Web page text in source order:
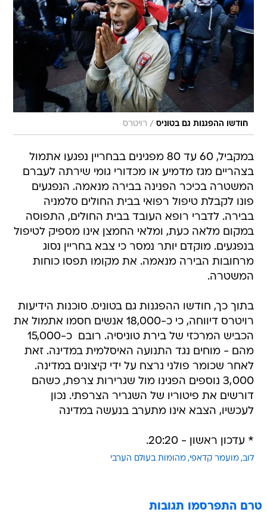
חודשו ההפגנות גם בטוניס / רויטרס
במקביל, 60 עד 80 מפגינים בבחריין נפגעו אתמול
בצהריים מגז מדמיע או מכדורי גומי שירתה לעברם
המשטרה בכיכר הפנינה בבירה מנאמה. הנפגעים
פונו לקבלת טיפול רפואי בבית החולים סלמניה
בבירה. לדברי רופא העובד בבית החולים, התפוסה
במקום מלאה כעת, ומלאי החמצן אינו מספיק לטיפול
בנפגעים. מוקדם יותר נמסר כי צבא בחריין נסוג
מרחובות הבירה מנאמה. את מקומו תפסו כוחות
המשטרה.
בתוך כך, חודשו ההפגנות גם בטוניס. סוכנות הידיעות
רויטרס דיווחה, כי כ-18,000 אנשים חסמו אתמול את
הכביש המרכזי של בירת טוניסיה. רובם  כ-15,000
מהם - מוחים נגד התנועה האיסלמית במדינה. זאת
לאחר שכומר פולני נרצח על ידי קיצונים במדינה.
3,000 נוספים הפגינו מול שגרירות צרפת, כשהם
דורשים את פיטוריו של השגריר הצרפתי. נכון
לעכשיו, הצבא אינו מתערב בנעשה במדינה
* עדכון ראשון - 20:20.
לוב מועמר קדאפי מהומות בעולם הערבי
טרם התפרסמו תגובות